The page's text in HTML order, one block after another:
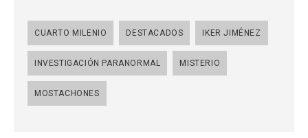
CUARTO MILENIO DESTACADOS IKER JIMÉNEZ
INVESTIGACIÓN PARANORMAL MISTERIO
MOSTACHONES